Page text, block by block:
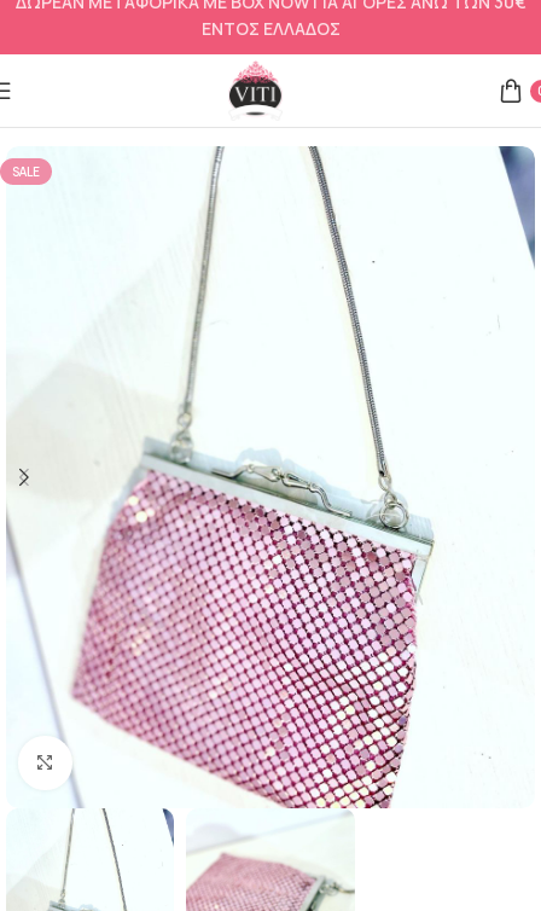
Αρχική σελίδα Βραδινά τσαντάκια και τσάντες
SALE
Click to enlarge
ΕΝΤΟΣ ΕΛΛΑΔΟΣ